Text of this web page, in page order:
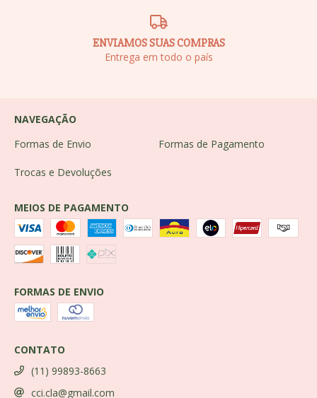
ENVIAMOS SUAS COMPRAS
Entrega em todo o país
NAVEGAÇÃO
Formas de Envio
Formas de Pagamento
Trocas e Devoluções
MEIOS DE PAGAMENTO
FORMAS DE ENVIO
CONTATO
(11) 99893-8663
cci.cla@gmail.com